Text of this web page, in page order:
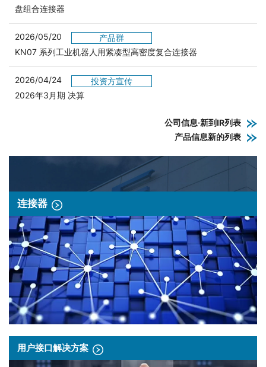
盘组合连接器
2026/05/20
产品群
KN07 系列工业机器人用紧凑型高密度复合连接器
2026/04/24
投资方宣传
2026年3月期 决算
公司信息·新到IR列表
产品信息新的列表
连接器
用户接口解决方案